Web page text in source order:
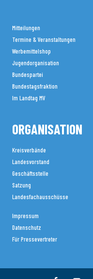
Mitteilungen
Termine & Veranstaltungen
Werbemittelshop
Jugendorganisation
Bundespartei
Bundestagsfraktion
Im Landtag MV
ORGANISATION
Kreisverbände
Landesvorstand
Geschäftsstelle
Satzung
Landesfachausschüsse
Impressum
Datenschutz
Für Pressevertreter